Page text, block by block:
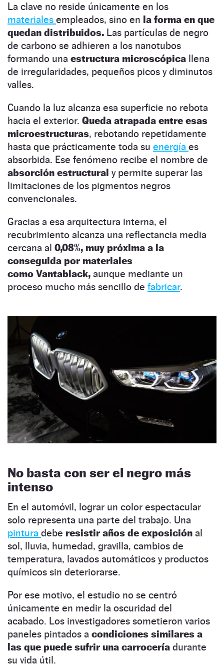
La clave no reside únicamente en los
materiales empleados, sino en la forma en que
quedan distribuidos. Las partículas de negro
de carbono se adhieren a los nanotubos
formando una estructura microscópica llena
de irregularidades, pequeños picos y diminutos
valles.
Cuando la luz alcanza esa superficie no rebota
hacia el exterior. Queda atrapada entre esas
microestructuras, rebotando repetidamente
hasta que prácticamente toda su energía es
absorbida. Ese fenómeno recibe el nombre de
absorción estructural y permite superar las
limitaciones de los pigmentos negros
convencionales.
Gracias a esa arquitectura interna, el
recubrimiento alcanza una reflectancia media
cercana al 0,08%, muy próxima a la
conseguida por materiales
como Vantablack, aunque mediante un
proceso mucho más sencillo de fabricar.
No basta con ser el negro más
intenso
En el automóvil, lograr un color espectacular
solo representa una parte del trabajo. Una
pintura debe resistir años de exposición al
sol, lluvia, humedad, gravilla, cambios de
temperatura, lavados automáticos y productos
químicos sin deteriorarse.
Por ese motivo, el estudio no se centró
únicamente en medir la oscuridad del
acabado. Los investigadores sometieron varios
paneles pintados a condiciones similares a
las que puede sufrir una carrocería durante
su vida útil.